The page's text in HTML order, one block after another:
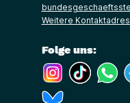
Weitere
Folge uns:
(Link öffnet
(Link